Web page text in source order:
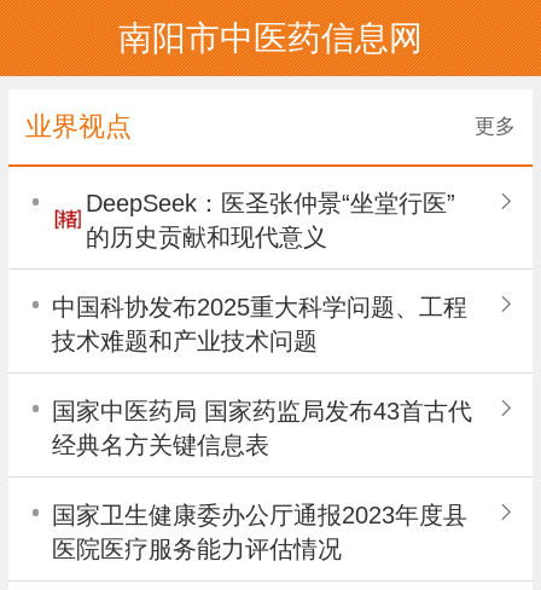
南阳市中医药信息网
业界视点 更多
DeepSeek：医圣张仲景“坐堂行医”
的历史贡献和现代意义
中国科协发布2025重大科学问题、工程
技术难题和产业技术问题
国家中医药局 国家药监局发布43首古代
经典名方关键信息表
国家卫生健康委办公厅通报2023年度县
医院医疗服务能力评估情况